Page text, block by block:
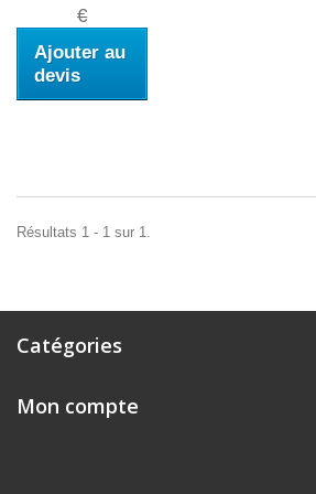
€
Ajouter au
devis
Résultats 1 - 1 sur 1.
Catégories
Mon compte